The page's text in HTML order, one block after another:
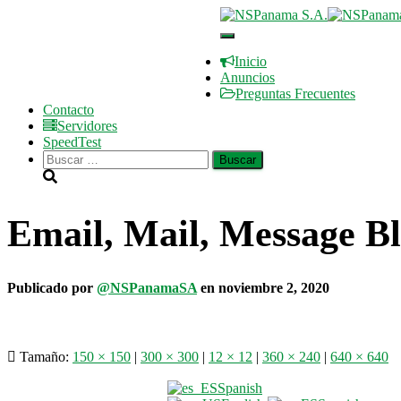
Bienvenidos a NSPanama S.A.
Cambiar
modo
de
navegación
Inicio
Anuncios
Preguntas Frecuentes
Contacto
Servidores
SpeedTest
Buscar:
Email, Mail, Message
Publicado por @NSPanamaSA en noviembre 2, 2020
Tamaño: 150 × 150 | 300 × 300 | 12 × 12 | 360 × 240 | 640 × 640
Spanish